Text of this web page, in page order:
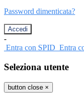
Password dimenticata?
-
Entra con SPID Entra
Seleziona utente
button close ×